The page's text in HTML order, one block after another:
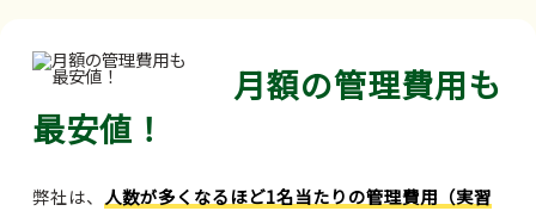
月額の管理費用も
最安値！
弊社は、 人数が多くなるほど1名当たりの管理費用（実習